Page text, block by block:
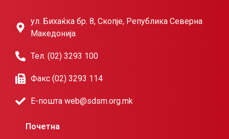
ул. Бихаќка бр. 8, Скопје, Република Северна
Македонија
Тел. (02) 3293 100
Факс (02) 3293 114
Е-пошта web@sdsm.org.mk
Почетна